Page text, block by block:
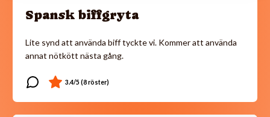
Spansk biffgryta
Lite synd att använda biff tyckte vi. Kommer att använda
annat nötkött nästa gång.